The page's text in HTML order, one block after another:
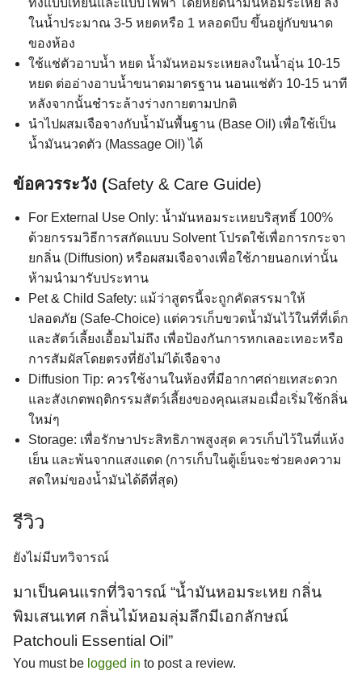
ทั้งแบบเทียนและแบบไฟฟ้า โดยหยดน้ำมันหอมระเหย ลง
ในน้ำประมาณ 3-5 หยดหรือ 1 หลอดบีบ ขึ้นอยู่กับขนาด
ของห้อง
ใช้แช่ตัวอาบน้ำ หยด น้ำมันหอมระเหยลงในน้ำอุ่น 10-15
หยด ต่ออ่างอาบน้ำขนาดมาตรฐาน นอนแช่ตัว 10-15 นาที
หลังจากนั้นชำระล้างร่างกายตามปกติ
นำไปผสมเจือจางกับน้ำมันพื้นฐาน (Base Oil) เพื่อใช้เป็น
น้ำมันนวดตัว (Massage Oil) ได้
ข้อควรระวัง (Safety & Care Guide)
For External Use Only: น้ำมันหอมระเหยบริสุทธิ์ 100%
ด้วยกรรมวิธีการสกัดแบบ Solvent โปรดใช้เพื่อการกระจา
ยกลิ่น (Diffusion) หรือผสมเจือจางเพื่อใช้ภายนอกเท่านั้น
ห้ามนำมารับประทาน
Pet & Child Safety: แม้ว่าสูตรนี้จะถูกคัดสรรมาให้
ปลอดภัย (Safe-Choice) แต่ควรเก็บขวดน้ำมันไว้ในที่ที่เด็ก
และสัตว์เลี้ยงเอื้อมไม่ถึง เพื่อป้องกันการหกเลอะเทอะหรือ
การสัมผัสโดยตรงที่ยังไม่ได้เจือจาง
Diffusion Tip: ควรใช้งานในห้องที่มีอากาศถ่ายเทสะดวก
และสังเกตพฤติกรรมสัตว์เลี้ยงของคุณเสมอเมื่อเริ่มใช้กลิ่น
ใหม่ๆ
Storage: เพื่อรักษาประสิทธิภาพสูงสุด ควรเก็บไว้ในที่แห้ง
เย็น และพ้นจากแสงแดด (การเก็บในตู้เย็นจะช่วยคงความ
สดใหม่ของน้ำมันได้ดีที่สุด)
รีวิว
ยังไม่มีบทวิจารณ์
มาเป็นคนแรกที่วิจารณ์ “น้ำมันหอมระเหย กลิ่น
พิมเสนเทศ กลิ่นไม้หอมลุ่มลึกมีเอกลักษณ์
Patchouli Essential Oil”
You must be logged in to post a review.